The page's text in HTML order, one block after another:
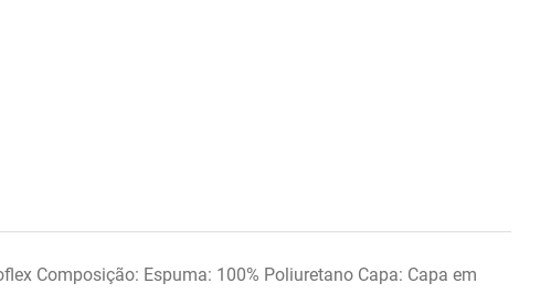
Composição: Espuma: 100% Poliuretano Capa: Capa em